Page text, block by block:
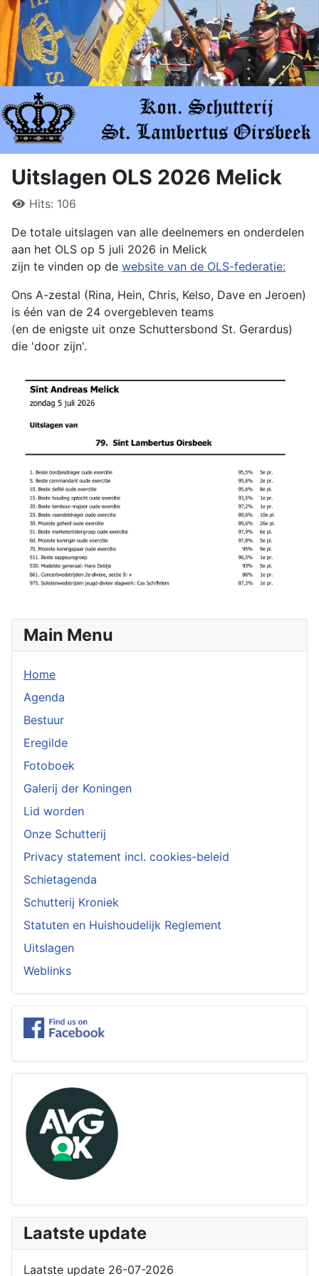
Main Menu
Home
Agenda
Bestuur
Eregilde
Fotoboek
Galerij der Koningen
Lid worden
Onze Schutterij
Privacy statement incl. cookies-beleid
Schietagenda
Schutterij Kroniek
Statuten en Huishoudelijk Reglement
Uitslagen
Weblinks
Laatste update
Laatste update 26-07-2026
Uitslagen OLS 2026 Melick
Hits: 106
De totale uitslagen van alle deelnemers en onderdelen
aan het OLS op 5 juli 2026 in Melick
zijn te vinden op de website van de OLS-federatie:
Ons A-zestal (Rina, Hein, Chris, Kelso, Dave en Jeroen)
is één van de 24 overgebleven teams
(en de enigste uit onze Schuttersbond St. Gerardus)
die 'door zijn'.